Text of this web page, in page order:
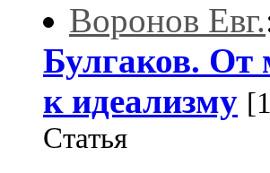
Воронов Евг.
Булгаков. От
к идеализму
Статья